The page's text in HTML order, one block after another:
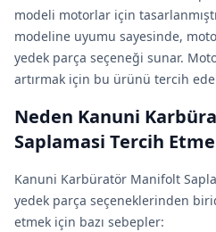
modeli motorlar için
modeline uyumu sayesinde,
yedek parça seçeneği sunar.
artırmak için bu ürünü tercih
Neden Kanuni
Saplamasi Tercih
Kanuni Karbüratör Manifolt
yedek parça seçeneklerinden
etmek için bazı sebepler: